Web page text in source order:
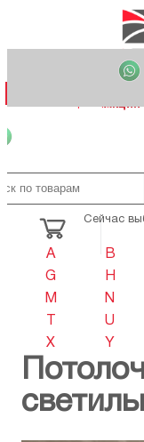
Распродажа
О
Акция
ул.
Сейчас
A B
G
H
M
N
U
X
Y